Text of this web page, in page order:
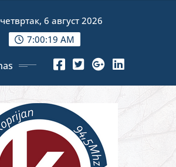
четвртак, 6 август 2026
7:00:21 AM